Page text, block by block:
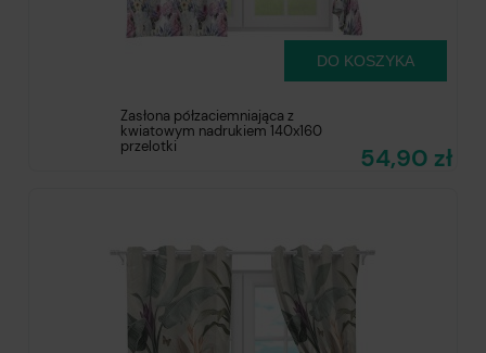
Zasłona półzaciemniająca z
kwiatowym nadrukiem 140x160
przelotki
54,90 zł
DO KOSZYKA